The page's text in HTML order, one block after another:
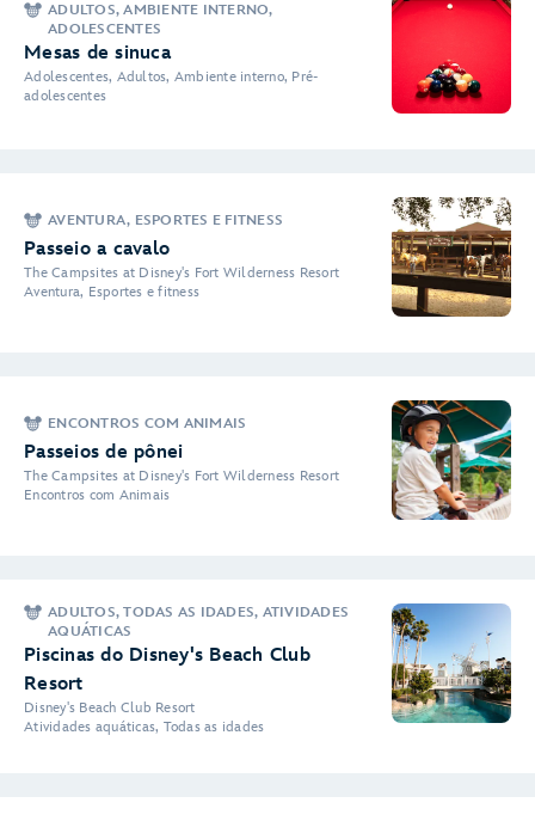
ADULTOS, AMBIENTE INTERNO,
ADOLESCENTES
Mesas de sinuca
Adolescentes, Adultos, Ambiente interno, Pré-
adolescentes
AVENTURA, ESPORTES E FITNESS
Passeio a cavalo
The Campsites at Disney's Fort Wilderness Resort
Aventura, Esportes e fitness
ENCONTROS COM ANIMAIS
Passeios de pônei
The Campsites at Disney's Fort Wilderness Resort
Encontros com Animais
ADULTOS, TODAS AS IDADES, ATIVIDADES
AQUÁTICAS
Piscinas do Disney's Beach Club
Resort
Disney's Beach Club Resort
Atividades aquáticas, Todas as idades